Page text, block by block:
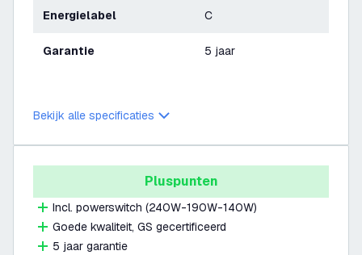
Energielabel C
Garantie 5 jaar
Bekijk alle specificaties
Pluspunten
Incl. powerswitch (240W-190W-140W)
Goede kwaliteit, GS gecertificeerd
5 jaar garantie